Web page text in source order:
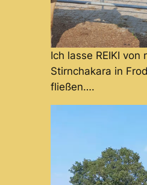
Ich lasse REIKI von
Stirnchakara in
fließen….